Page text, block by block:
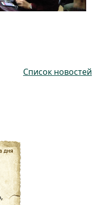
Список новостей